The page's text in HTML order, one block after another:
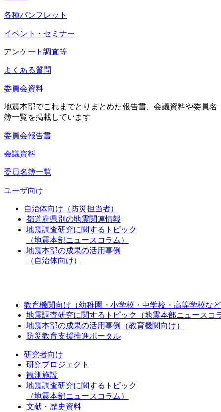
各種パンフレット
イベント・セミナー
アンケート調査等
よくある質問
委員会資料
地震本部でこれまでとりまとめた報告書、会議資料や委員名
簿一覧を掲載しています
委員会報告書
会議資料
委員名簿一覧
ユーザ向け
自治体向け（防災担当者）
都道府県別の地震関連情報
地震調査研究に関するトピック
（地震本部ニュースコラム）
地震本部の成果の活用事例
（自治体向け）
教育機関向け（幼稚園・小学校・中学校・高等学校な
地震調査研究に関するトピック（地震本部ニュースコ
地震本部の成果の活用事例（教育機関向け）
防災教育支援推進ポータル
研究者向け
研究プロジェクト
観測施設
地震調査研究に関するトピック
（地震本部ニュースコラム）
文献・歴史資料